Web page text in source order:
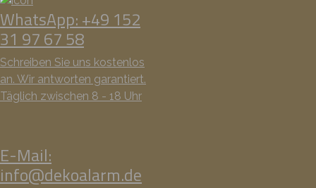
WhatsApp: +49 152
31 97 67 58
Schreiben Sie uns kostenlos
an. Wir antworten garantiert.
Täglich zwischen 8 - 18 Uhr
E-Mail:
info@dekoalarm.de